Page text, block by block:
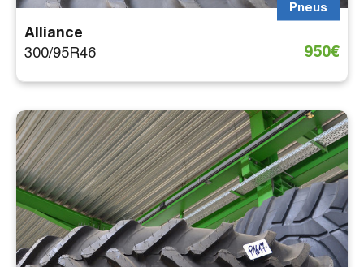
Alliance
300/95R46
Pneus
950€